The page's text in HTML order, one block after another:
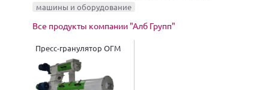
машины и оборудование
Все продукты компании "Алб Групп"
Пресс-гранулятор ОГМ